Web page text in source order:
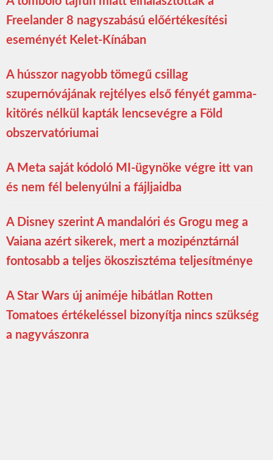
Freelander 8 nagyszabású előértékesítési
eseményét Kelet-Kínában
A hússzor nagyobb tömegű csillag
szupernóvájának rejtélyes első fényét gamma-
kitörés nélkül kapták lencsevégre a Föld
obszervatóriumai
A Meta saját kódoló MI-ügynöke végre itt van
és nem fél belenyúlni a fájljaidba
A Disney szerint A mandalóri és Grogu meg a
Vaiana azért sikerek, mert a mozipénztárnál
fontosabb a teljes ökoszisztéma teljesítménye
A Star Wars új animéje hibátlan Rotten
Tomatoes értékeléssel bizonyítja nincs szükség
a nagyvászonra